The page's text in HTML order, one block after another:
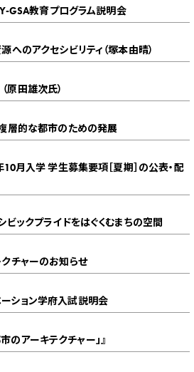
GSA教育プログラム説明会
へのアクセシビリティ（塚本由晴）
原田雄次氏）
層的な都市のための発展
月入学 学生募集要項［夏期］の公表・配
ックプライドをはぐくむまちの空間
チャーのお知らせ
ション学府入試説明会
市のアーキテクチャー」』